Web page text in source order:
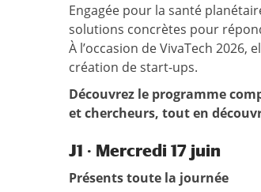
Engagée pour la santé
solutions concrètes pour
À l’occasion de VivaTech
création de start-ups.
Découvrez le programme
et chercheurs, tout en
J1 · Mercredi 17 juin
Présents toute la journée